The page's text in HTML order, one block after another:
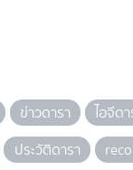
ข่าวดารา
ไอจีด
ประวัติดารา